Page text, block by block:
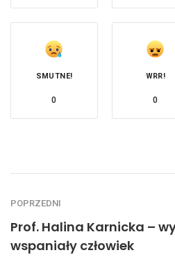
SMUTNE!
0
WRR!
0
POPRZEDNI
Prof. Halina Karnicka –
wspaniały człowiek